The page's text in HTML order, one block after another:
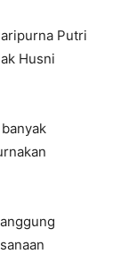
Putri
Husni